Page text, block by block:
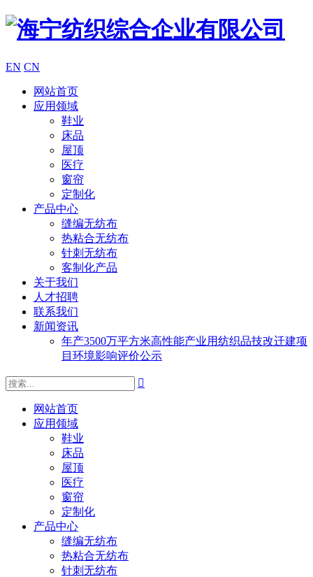
EN CN
网站首页
应用领域
鞋业
床品
屋顶
医疗
窗帘
定制化
产品中心
缝编无纺布
热粘合无纺布
针刺无纺布
客制化产品
关于我们
人才招聘
联系我们
新闻资讯
年产3500万平方米高性能产业用纺织品技改迁建项
目环境影响评价公示

网站首页
应用领域
鞋业
床品
屋顶
医疗
窗帘
定制化
产品中心
缝编无纺布
热粘合无纺布
针刺无纺布